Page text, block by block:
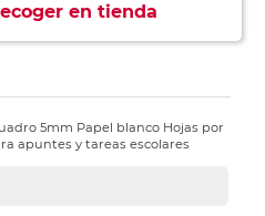
en tienda
5mm Papel blanco Hojas por
apuntes y tareas escolares